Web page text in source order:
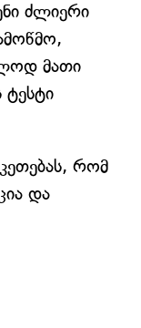
ძლიერი
მათი
რომ
და